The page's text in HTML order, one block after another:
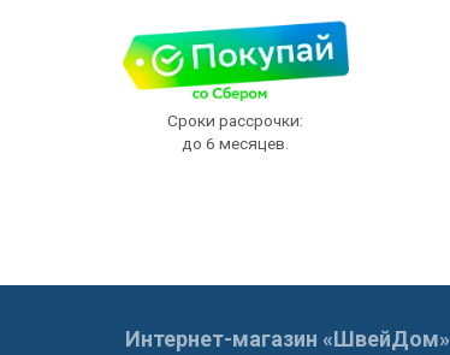
Сроки рассрочки:
до 6 месяцев.
Интернет-магазин «ШвейДом»